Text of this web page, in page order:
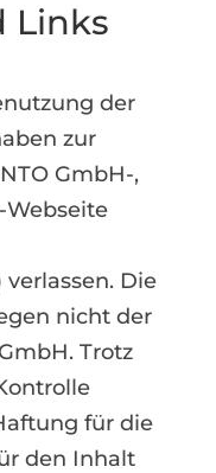
Links
der
zur
GmbH-,
Die
nicht der
Trotz
für die
den Inhalt